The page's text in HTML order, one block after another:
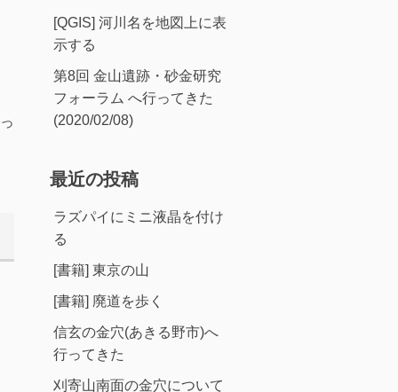
[QGIS] 河川名を地図上に表
示する
第8回 金山遺跡・砂金研究
フォーラム へ行ってきた
(2020/02/08)
最近の投稿
ラズパイにミニ液晶を付け
る
[書籍] 東京の山
[書籍] 廃道を歩く
信玄の金穴(あきる野市)へ
行ってきた
刈寄山南面の金穴について